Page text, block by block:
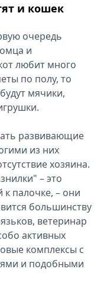
и кошек
очередь
и
любит много
по полу, то
мячики,
развивающие
из них
хозяина.
– это
палочке, – они
большинству
ветеринар
активных
комплексы с
и подобными